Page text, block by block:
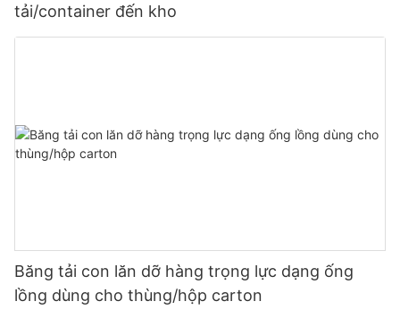
tải/container đến kho
Băng tải con lăn dỡ hàng trọng lực dạng ống
lồng dùng cho thùng/hộp carton